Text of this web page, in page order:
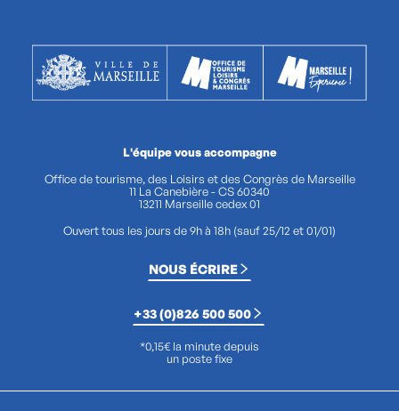
L'équipe vous accompagne
Office de tourisme, des Loisirs et des Congrès de Marseille
11 La Canebière - CS 60340
13211 Marseille cedex 01
Ouvert tous les jours de 9h à 18h (sauf 25/12 et 01/01)
NOUS ÉCRIRE
+33 (0)826 500 500
*0,15€ la minute depuis
un poste fixe